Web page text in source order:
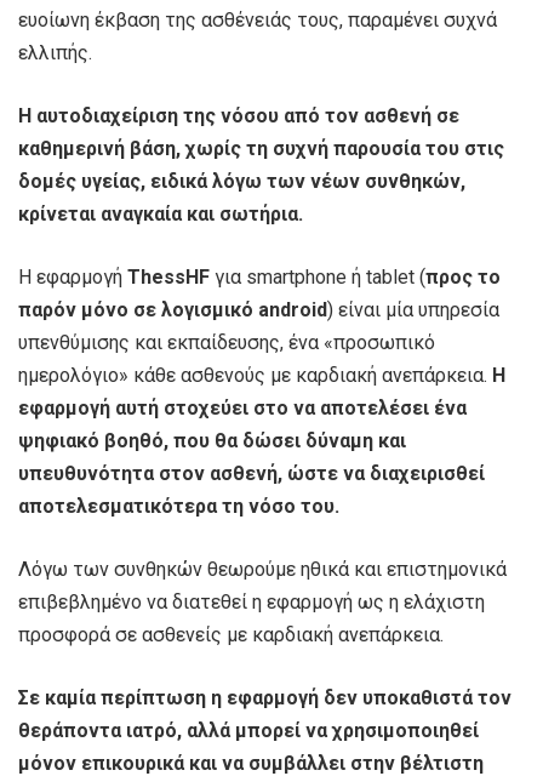
ευοίωνη έκβαση της ασθένειάς τους, παραμένει συχνά
ελλιπής.
Η αυτοδιαχείριση της νόσου από τον ασθενή σε
καθημερινή βάση, χωρίς τη συχνή παρουσία του στις
δομές υγείας, ειδικά λόγω των νέων συνθηκών,
κρίνεται αναγκαία και σωτήρια.
Η εφαρμογή ThessHF για smartphone ή tablet (προς το
παρόν μόνο σε λογισμικό android) είναι μία υπηρεσία
υπενθύμισης και εκπαίδευσης, ένα «προσωπικό
ημερολόγιο» κάθε ασθενούς με καρδιακή ανεπάρκεια. H
εφαρμογή αυτή στοχεύει στο να αποτελέσει ένα
ψηφιακό βοηθό, που θα δώσει δύναμη και
υπευθυνότητα στον ασθενή, ώστε να διαχειρισθεί
αποτελεσματικότερα τη νόσο του.
Λόγω των συνθηκών θεωρούμε ηθικά και επιστημονικά
επιβεβλημένο να διατεθεί η εφαρμογή ως η ελάχιστη
προσφορά σε ασθενείς με καρδιακή ανεπάρκεια.
Σε καμία περίπτωση η εφαρμογή δεν υποκαθιστά τον
θεράποντα ιατρό, αλλά μπορεί να χρησιμοποιηθεί
μόνον επικουρικά και να συμβάλλει στην βέλτιστη